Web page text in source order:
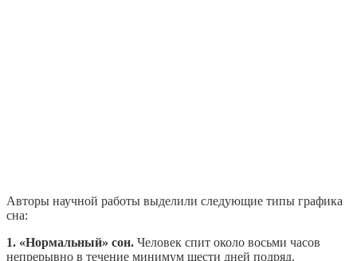
Авторы научной работы выделили следующие типы графика
сна:
1. «Нормальный» сон. Человек спит около восьми часов
непрерывно в течение минимум шести дней подряд.